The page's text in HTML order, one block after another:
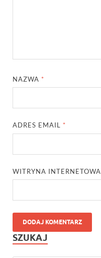
NAZWA *
ADRES EMAIL *
WITRYNA INTERNETOWA
SZUKAJ